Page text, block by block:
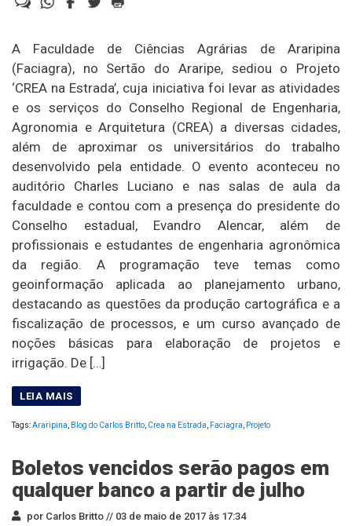
A Faculdade de Ciências Agrárias de Araripina
(Faciagra), no Sertão do Araripe, sediou o Projeto
‘CREA na Estrada’, cuja iniciativa foi levar as atividades
e os serviços do Conselho Regional de Engenharia,
Agronomia e Arquitetura (CREA) a diversas cidades,
além de aproximar os universitários do trabalho
desenvolvido pela entidade. O evento aconteceu no
auditório Charles Luciano e nas salas de aula da
faculdade e contou com a presença do presidente do
Conselho estadual, Evandro Alencar, além de
profissionais e estudantes de engenharia agronômica
da região. A programação teve temas como
geoinformação aplicada ao planejamento urbano,
destacando as questões da produção cartográfica e a
fiscalização de processos, e um curso avançado de
noções básicas para elaboração de projetos e
irrigação. De […]
Tags:Araripina Blog do Carlos Britto Crea na Estrada Faciagra Projeto
Boletos vencidos serão pagos em
qualquer banco a partir de julho
por Carlos Britto // 03 de maio de 2017 às 17:34